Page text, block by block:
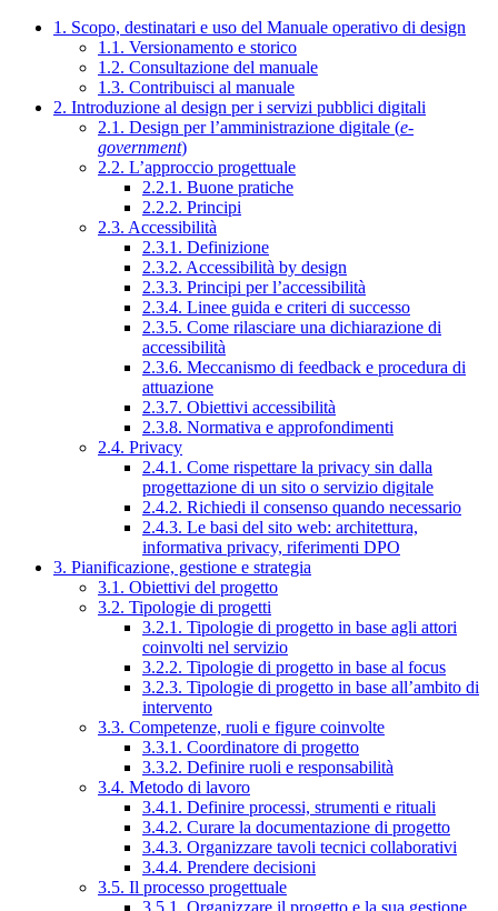
1. Scopo, destinatari e uso del Manuale operativo di design
1.1. Versionamento e storico
1.2. Consultazione del manuale
1.3. Contribuisci al manuale
2. Introduzione al design per i servizi pubblici digitali
2.1. Design per l’amministrazione digitale (e-
government)
2.2. L’approccio progettuale
2.2.1. Buone pratiche
2.2.2. Principi
2.3. Accessibilità
2.3.1. Definizione
2.3.2. Accessibilità by design
2.3.3. Principi per l’accessibilità
2.3.4. Linee guida e criteri di successo
2.3.5. Come rilasciare una dichiarazione di
accessibilità
2.3.6. Meccanismo di feedback e procedura di
attuazione
2.3.7. Obiettivi accessibilità
2.3.8. Normativa e approfondimenti
2.4. Privacy
2.4.1. Come rispettare la privacy sin dalla
progettazione di un sito o servizio digitale
2.4.2. Richiedi il consenso quando necessario
2.4.3. Le basi del sito web: architettura,
informativa privacy, riferimenti DPO
3. Pianificazione, gestione e strategia
3.1. Obiettivi del progetto
3.2. Tipologie di progetti
3.2.1. Tipologie di progetto in base agli attori
coinvolti nel servizio
3.2.2. Tipologie di progetto in base al focus
3.2.3. Tipologie di progetto in base all’ambito di
intervento
3.3. Competenze, ruoli e figure coinvolte
3.3.1. Coordinatore di progetto
3.3.2. Definire ruoli e responsabilità
3.4. Metodo di lavoro
3.4.1. Definire processi, strumenti e rituali
3.4.2. Curare la documentazione di progetto
3.4.3. Organizzare tavoli tecnici collaborativi
3.4.4. Prendere decisioni
3.5. Il processo progettuale
3.5.1. Organizzare il progetto e la sua gestione